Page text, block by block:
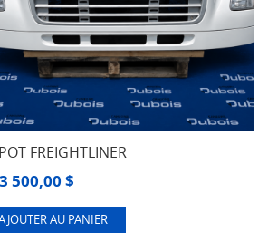
FREIGHTLINER
3 500,00 $
AU PANIER